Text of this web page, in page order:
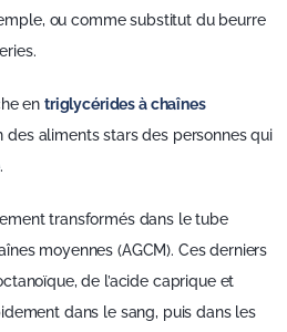
ou comme substitut du beurre
en triglycérides à chaînes
des aliments stars des personnes qui
.
transformés dans le tube
moyennes (AGCM). Ces derniers
de l’acide caprique et
dans le sang, puis dans les